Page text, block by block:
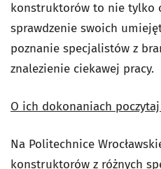
konstruktorów to nie tylko
sprawdzenie swoich
poznanie specjalistów z
znalezienie ciekawej pracy.
O ich dokonaniach poczytaj
Na Politechnice
konstruktorów z różnych